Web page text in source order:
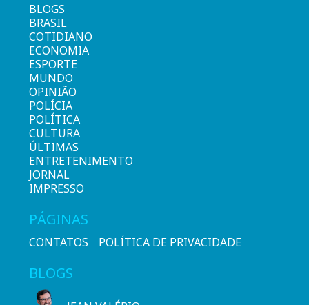
BLOGS
BRASIL
COTIDIANO
ECONOMIA
ESPORTE
MUNDO
OPINIÃO
POLÍCIA
POLÍTICA
CULTURA
ÚLTIMAS
ENTRETENIMENTO
JORNAL
IMPRESSO
PÁGINAS
CONTATOS POLÍTICA DE PRIVACIDADE
BLOGS